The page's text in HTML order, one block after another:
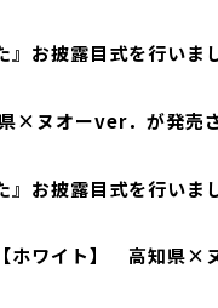
』お披露目式を行いま
×ヌオーver．が発売
』お披露目式を行いま
ホワイト】 高知県×